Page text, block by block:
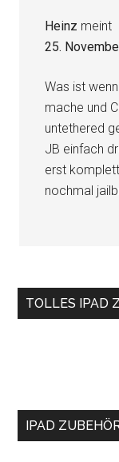
Heinz meint
25.
Was ist
mache und
untethered
JB einfach
erst
nochmal
TOLLES IPAD
IPAD